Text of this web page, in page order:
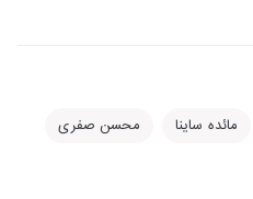
مائده ساینا محسن صفری